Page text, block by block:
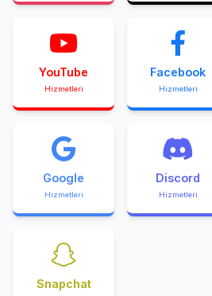
YouTube
Hizmetleri
Facebook
Hizmetleri
Google
Hizmetleri
Discord
Hizmetleri
Snapchat